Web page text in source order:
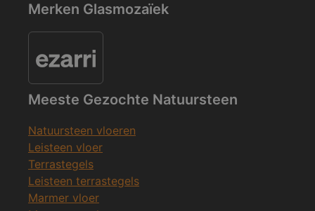
Merken Glasmozaïek
Meeste Gezochte Natuursteen
Natuursteen vloeren
Leisteen vloer
Terrastegels
Leisteen terrastegels
Marmer vloer